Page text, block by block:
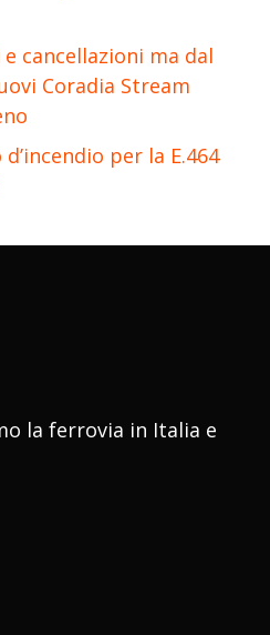
cancellazioni ma dal
Coradia Stream
per la E.464
la ferrovia in Italia e